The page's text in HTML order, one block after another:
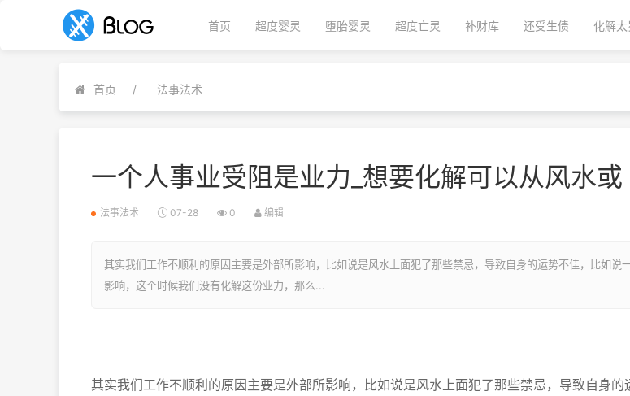
首页 超度婴灵 堕胎婴灵 超度亡灵 补财库 还受生债 化解太
首页 法事法术
一个人事业受阻是业力_想要化解可以从风水或
法事法术 07-28 0 编辑
其实我们工作不顺利的原因主要是外部所影响，比如说是风水上面犯了那些禁忌，导致自身的运势不佳，比如说
影响，这个时候我们没有化解这份业力，那么...
其实我们工作不顺利的原因主要是外部所影响，比如说是风水上面犯了那些禁忌，导致自身的